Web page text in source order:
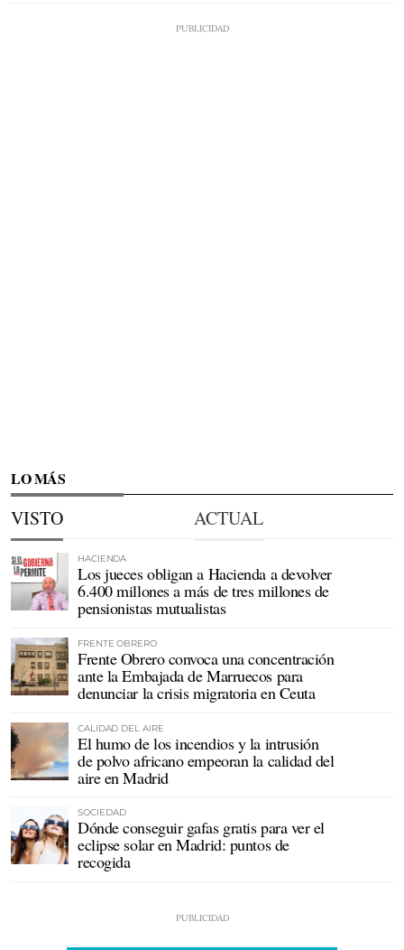
LO MÁS
VISTO ACTUAL
HACIENDA
Los jueces obligan a Hacienda a devolver
6.400 millones a más de tres millones de
pensionistas mutualistas
FRENTE OBRERO
Frente Obrero convoca una concentración
ante la Embajada de Marruecos para
denunciar la crisis migratoria en Ceuta
CALIDAD DEL AIRE
El humo de los incendios y la intrusión
de polvo africano empeoran la calidad del
aire en Madrid
SOCIEDAD
Dónde conseguir gafas gratis para ver el
eclipse solar en Madrid: puntos de
recogida